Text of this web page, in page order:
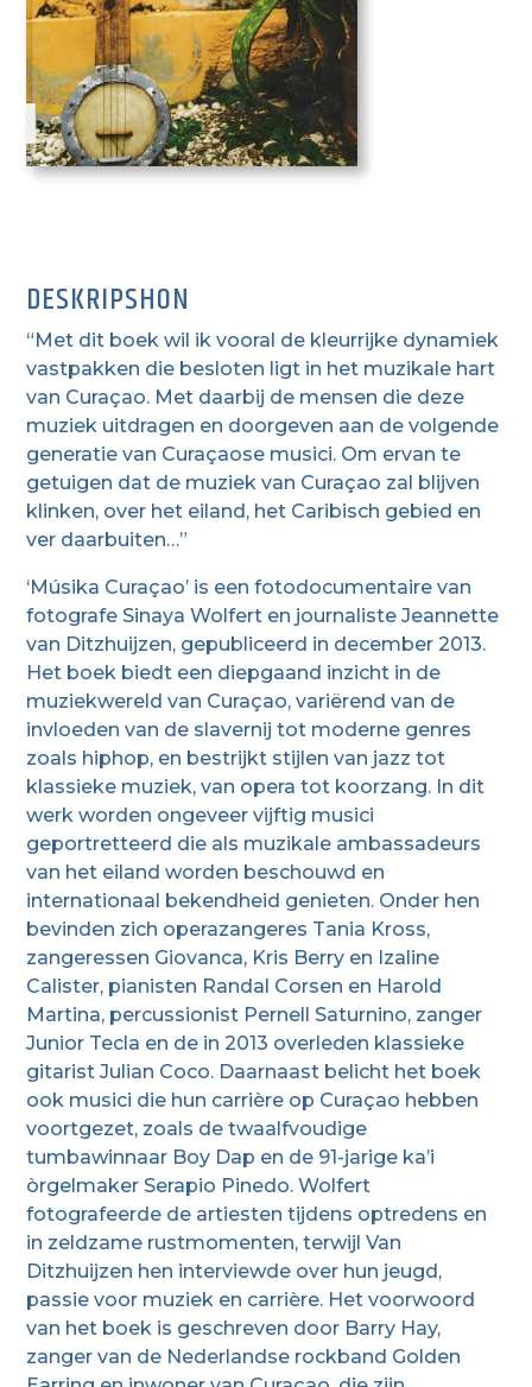
DESKRIPSHON
“Met dit boek wil ik vooral de kleurrijke dynamiek
vastpakken die besloten ligt in het muzikale hart
van Curaçao. Met daarbij de mensen die deze
muziek uitdragen en doorgeven aan de volgende
generatie van Curaçaose musici. Om ervan te
getuigen dat de muziek van Curaçao zal blijven
klinken, over het eiland, het Caribisch gebied en
ver daarbuiten…”
‘Músika Curaçao’ is een fotodocumentaire van
fotografe Sinaya Wolfert en journaliste Jeannette
van Ditzhuijzen, gepubliceerd in december 2013.
Het boek biedt een diepgaand inzicht in de
muziekwereld van Curaçao, variërend van de
invloeden van de slavernij tot moderne genres
zoals hiphop, en bestrijkt stijlen van jazz tot
klassieke muziek, van opera tot koorzang. In dit
werk worden ongeveer vijftig musici
geportretteerd die als muzikale ambassadeurs
van het eiland worden beschouwd en
internationaal bekendheid genieten. Onder hen
bevinden zich operazangeres Tania Kross,
zangeressen Giovanca, Kris Berry en Izaline
Calister, pianisten Randal Corsen en Harold
Martina, percussionist Pernell Saturnino, zanger
Junior Tecla en de in 2013 overleden klassieke
gitarist Julian Coco. Daarnaast belicht het boek
ook musici die hun carrière op Curaçao hebben
voortgezet, zoals de twaalfvoudige
tumbawinnaar Boy Dap en de 91-jarige ka’i
òrgelmaker Serapio Pinedo. Wolfert
fotografeerde de artiesten tijdens optredens en
in zeldzame rustmomenten, terwijl Van
Ditzhuijzen hen interviewde over hun jeugd,
passie voor muziek en carrière. Het voorwoord
van het boek is geschreven door Barry Hay,
zanger van de Nederlandse rockband Golden